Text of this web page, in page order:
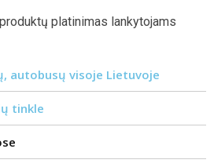
platinimas lankytojams
autobusų visoje Lietuvoje
tinkle